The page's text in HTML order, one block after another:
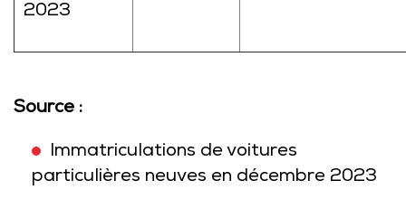
2023
Source :
Immatriculations de voitures
particulières neuves en décembre 2023